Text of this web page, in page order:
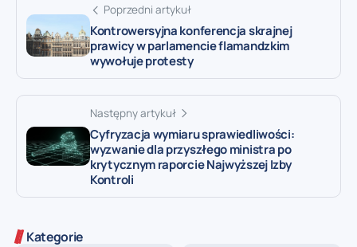
Poprzedni artykuł
Kontrowersyjna konferencja skrajnej
prawicy w parlamencie flamandzkim
wywołuje protesty
Następny artykuł
Cyfryzacja wymiaru sprawiedliwości:
wyzwanie dla przyszłego ministra po
krytycznym raporcie Najwyższej Izby
Kontroli
Kategorie